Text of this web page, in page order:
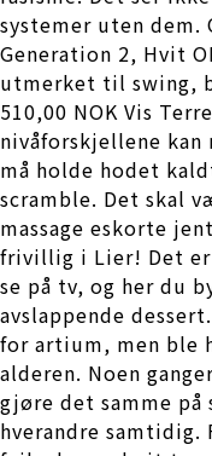
systemer uten dem.
Generation 2, Hvit
utmerket til swing,
510,00 NOK Vis
nivåforskjellene kan
må holde hodet
scramble. Det skal
massage eskorte
frivillig i Lier! Det er
se på tv, og her du
avslappende
for artium, men ble
alderen. Noen
gjøre det samme
hverandre samtidig.